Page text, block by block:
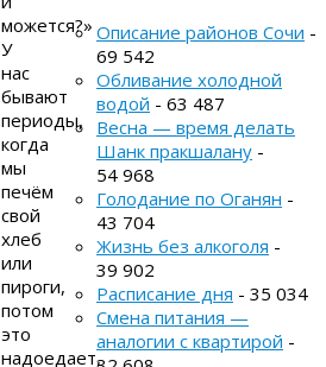
можется?»
У
нас
бывают
периоды,
когда
мы
печём
свой
хлеб
или
пироги,
потом
это
надоедает,
Описание районов Сочи -
69 542
Обливание холодной
водой - 63 487
Весна — время делать
Шанк пракшалану -
54 968
Голодание по Оганян -
43 704
Жизнь без алкоголя -
39 902
Расписание дня - 35 034
Смена питания —
аналогии с квартирой -